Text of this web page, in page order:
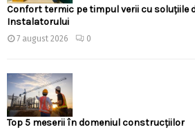
Confort termic pe timpul verii cu soluțiile
Instalatorului
7 august 2026 0
Top 5 meserii în domeniul construcțiilor